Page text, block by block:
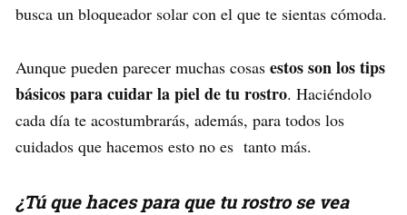
busca un bloqueador solar con el que te sientas cómoda.
Aunque pueden parecer muchas cosas estos son los tips
básicos para cuidar la piel de tu rostro. Haciéndolo
cada día te acostumbrarás, además, para todos los
cuidados que hacemos esto no es tanto más.
¿Tú que haces para que tu rostro se vea